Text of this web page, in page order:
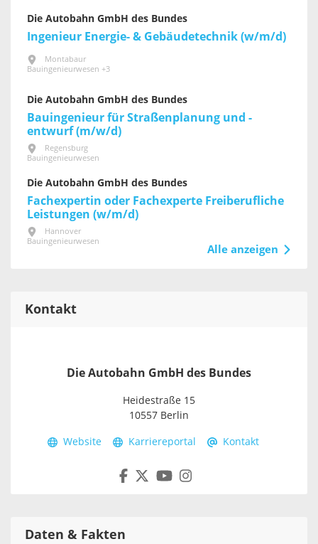
Die Autobahn GmbH des Bundes
Ingenieur Energie- & Gebäudetechnik (w/m/d)
Montabaur
Bauingenieurwesen +3
Die Autobahn GmbH des Bundes
Bauingenieur für Straßenplanung und -
entwurf (m/w/d)
Regensburg
Bauingenieurwesen
Die Autobahn GmbH des Bundes
Fachexpertin oder Fachexperte Freiberufliche
Leistungen (w/m/d)
Hannover
Bauingenieurwesen
Alle anzeigen
Kontakt
Die Autobahn GmbH des Bundes
Heidestraße 15
10557 Berlin
Website Karriereportal Kontakt
Daten & Fakten